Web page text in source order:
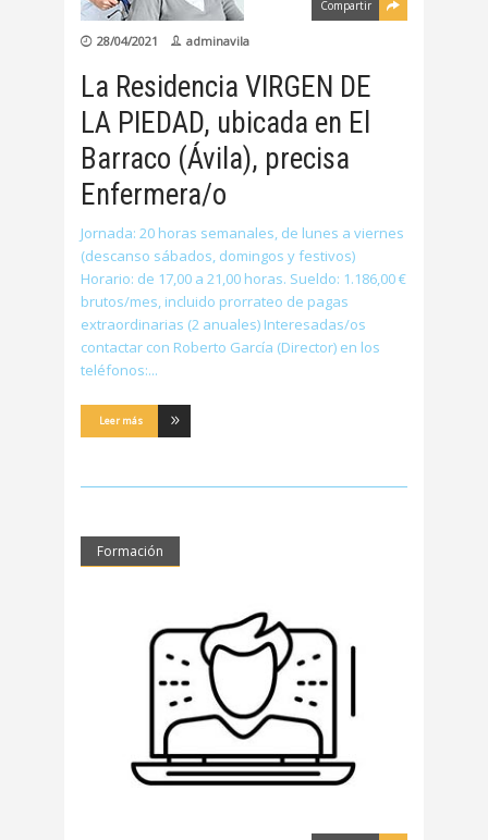
Compartir
28/04/2021 adminavila
La Residencia VIRGEN DE
LA PIEDAD, ubicada en El
Barraco (Ávila), precisa
Enfermera/o
Jornada: 20 horas semanales, de lunes a viernes
(descanso sábados, domingos y festivos)
Horario: de 17,00 a 21,00 horas. Sueldo: 1.186,00 €
brutos/mes, incluido prorrateo de pagas
extraordinarias (2 anuales) Interesadas/os
contactar con Roberto García (Director) en los
teléfonos:
Leer más
Formación